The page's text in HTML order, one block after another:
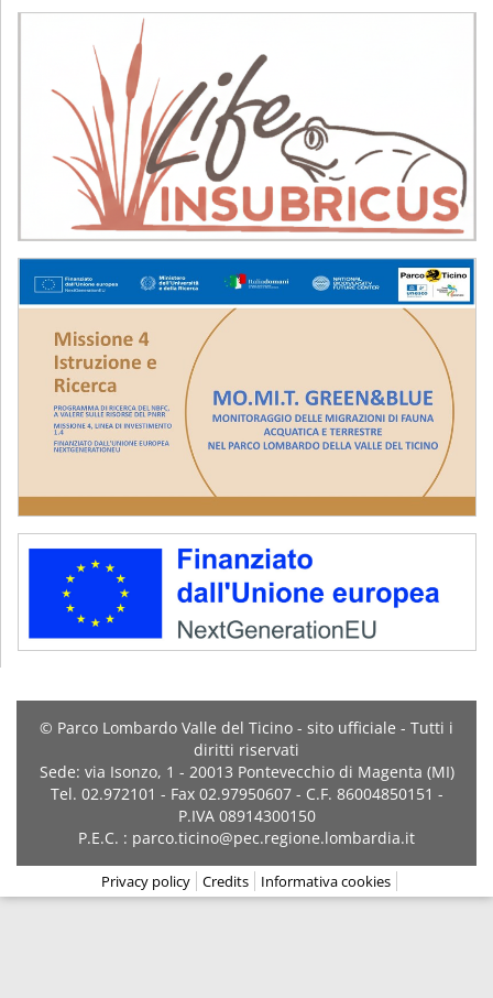
© Parco Lombardo Valle del Ticino - sito ufficiale - Tutti i
diritti riservati
Sede: via Isonzo, 1 - 20013 Pontevecchio di Magenta (MI)
Tel. 02.972101 - Fax 02.97950607 - C.F. 86004850151 -
P.IVA 08914300150
P.E.C. : parco.ticino@pec.regione.lombardia.it
Privacy policy Credits Informativa cookies